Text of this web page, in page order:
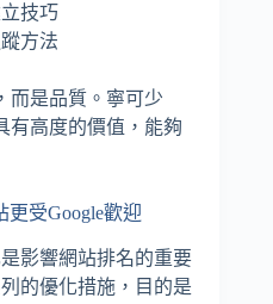
技巧
方法
而是品質。寧可少
有高度的價值，能夠
更受Google歡迎
影響網站排名的重要
的優化措施，目的是